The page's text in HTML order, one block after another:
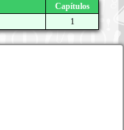
Capítulos
1